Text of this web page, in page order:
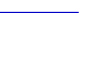
ะผลการ
รับการบำบัด